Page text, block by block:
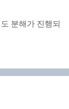
분해가 진행되